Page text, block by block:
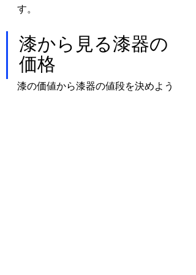
す。
漆から見る漆器の
価格
漆の価値から漆器の値段を決めよう